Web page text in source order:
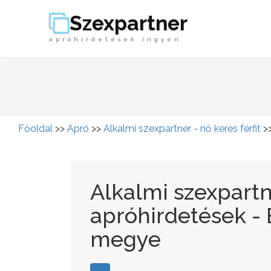
Szexpartner
apróhirdetések ingyen
Főoldal >> Apró >> Alkalmi szexpartner - nő keres férfit
Alkalmi
apróhirdetések -
megye